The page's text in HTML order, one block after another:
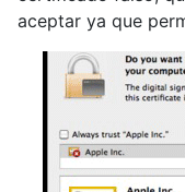
aceptar ya que